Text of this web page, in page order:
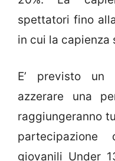
spettatori fino
in cui la capienza
E’ previsto un
azzerare una
raggiungeranno
giovanili Under